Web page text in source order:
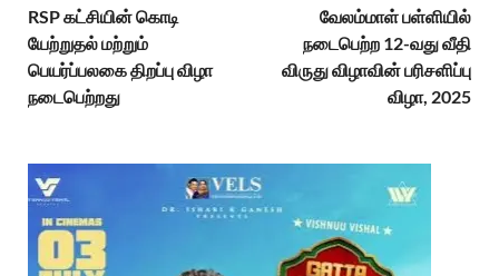
RSP கட்சியின் கொடி
யேற்றுதல் மற்றும்
பெயர்ப்பலகை திறப்பு விழா
நடைபெற்றது
வேலம்மாள் பள்ளியில்
நடைபெற்ற 12-வது வீதி
விருது விழாவின் பரிசளிப்பு
விழா, 2025